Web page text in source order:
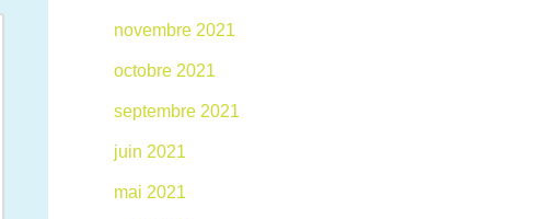
novembre 2021
octobre 2021
septembre 2021
juin 2021
mai 2021